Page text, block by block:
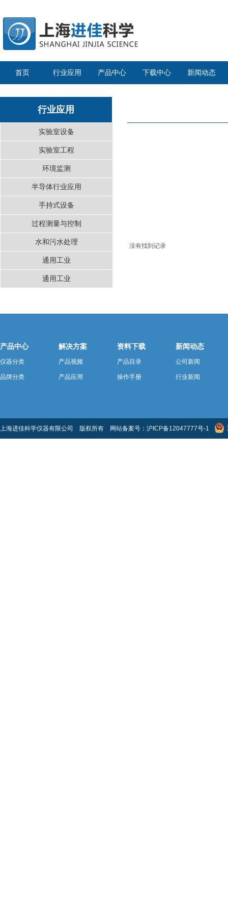
首页 行业应用 产品中心 下载中心 新闻动态
行业应用
实验室设备
实验室工程
环境监测
半导体行业应用
手持式设备
过程测量与控制
水和污水处理
通用工业
通用工业
没有找到记录
产品中心
仪器分类
品牌分类
解决方案
产品视频
产品应用
资料下载
产品目录
操作手册
新闻动态
公司新闻
行业新闻
上海进佳科学仪器有限公司 版权所有 网站备案号： 沪ICP备12047777号-1